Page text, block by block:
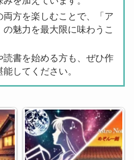
両方を楽しむことで、「ア
の魅力を最大限に味わうこ
読書を始める方も、ぜひ作
してください。